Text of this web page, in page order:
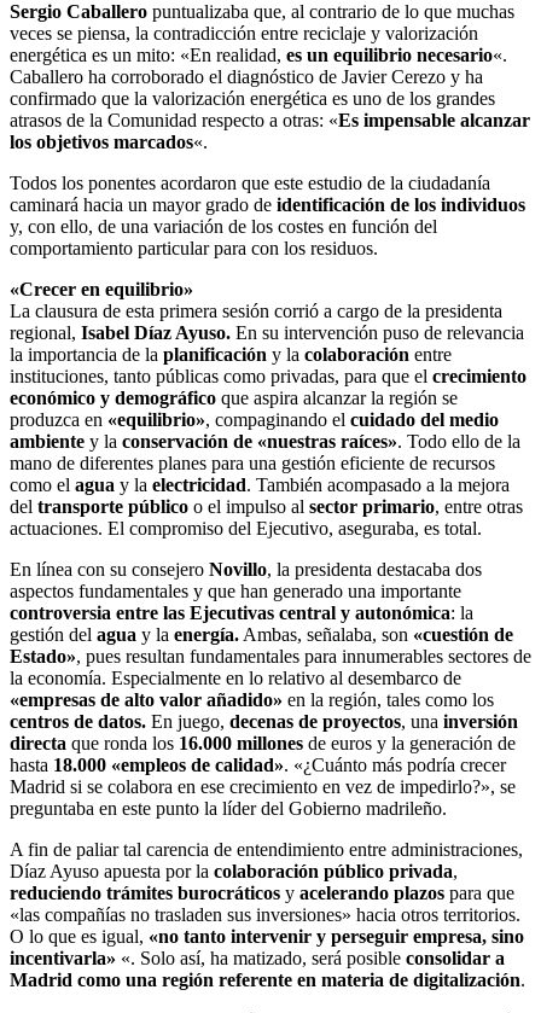
Sergio Caballero puntualizaba que, al contrario de lo que muchas
veces se piensa, la contradicción entre reciclaje y valorización
energética es un mito: «En realidad, es un equilibrio necesario«.
Caballero ha corroborado el diagnóstico de Javier Cerezo y ha
confirmado que la valorización energética es uno de los grandes
atrasos de la Comunidad respecto a otras: «Es impensable alcanzar
los objetivos marcados«.
Todos los ponentes acordaron que este estudio de la ciudadanía
caminará hacia un mayor grado de identificación de los individuos
y, con ello, de una variación de los costes en función del
comportamiento particular para con los residuos.
«Crecer en equilibrio»
La clausura de esta primera sesión corrió a cargo de la presidenta
regional, Isabel Díaz Ayuso. En su intervención puso de relevancia
la importancia de la planificación y la colaboración entre
instituciones, tanto públicas como privadas, para que el crecimiento
económico y demográfico que aspira alcanzar la región se
produzca en «equilibrio», compaginando el cuidado del medio
ambiente y la conservación de «nuestras raíces». Todo ello de la
mano de diferentes planes para una gestión eficiente de recursos
como el agua y la electricidad. También acompasado a la mejora
del transporte público o el impulso al sector primario, entre otras
actuaciones. El compromiso del Ejecutivo, aseguraba, es total.
En línea con su consejero Novillo, la presidenta destacaba dos
aspectos fundamentales y que han generado una importante
controversia entre las Ejecutivas central y autonómica: la
gestión del agua y la energía. Ambas, señalaba, son «cuestión de
Estado», pues resultan fundamentales para innumerables sectores de
la economía. Especialmente en lo relativo al desembarco de
«empresas de alto valor añadido» en la región, tales como los
centros de datos. En juego, decenas de proyectos, una inversión
directa que ronda los 16.000 millones de euros y la generación de
hasta 18.000 «empleos de calidad». «¿Cuánto más podría crecer
Madrid si se colabora en ese crecimiento en vez de impedirlo?», se
preguntaba en este punto la líder del Gobierno madrileño.
A fin de paliar tal carencia de entendimiento entre administraciones,
Díaz Ayuso apuesta por la colaboración público privada,
reduciendo trámites burocráticos y acelerando plazos para que
«las compañías no trasladen sus inversiones» hacia otros territorios.
O lo que es igual, «no tanto intervenir y perseguir empresa, sino
incentivarla» «. Solo así, ha matizado, será posible consolidar a
Madrid como una región referente en materia de digitalización.